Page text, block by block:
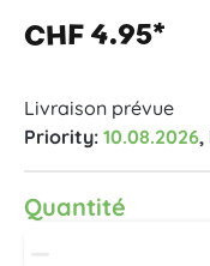
CHF 4.95*
Livraison prévue
Priority: 10.08.2026,
Quantité